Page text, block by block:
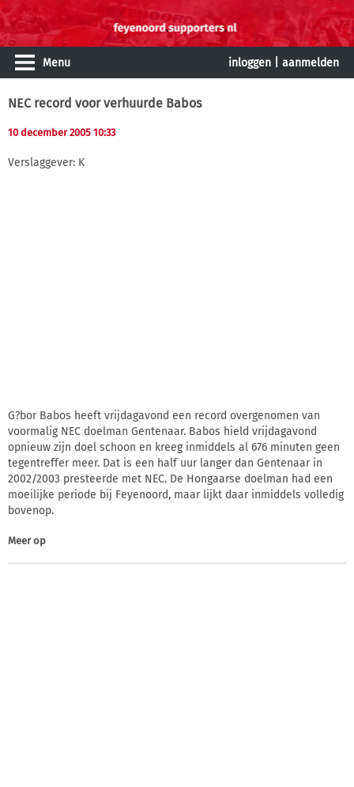
Menu inloggen aanmelden
NEC record voor verhuurde Babos
10 december 2005 10:33
Verslaggever: K
G?bor Babos heeft vrijdagavond een record overgenomen van
voormalig NEC doelman Gentenaar. Babos hield vrijdagavond
opnieuw zijn doel schoon en kreeg inmiddels al 676 minuten geen
tegentreffer meer. Dat is een half uur langer dan Gentenaar in
2002/2003 presteerde met NEC. De Hongaarse doelman had een
moeilijke periode bij Feyenoord, maar lijkt daar inmiddels volledig
bovenop.
Meer op